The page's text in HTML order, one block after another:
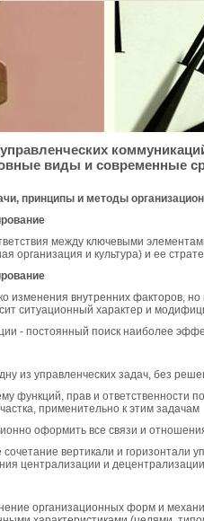
виды и современные
принципы и методы
между ключевыми
организация и культура) и ее
изменения внутренних факторов,
ситуационный характер и
- постоянный поиск наиболее
из управленческих задач, без
функций, прав и ответственности
применительно к этим задачам
оформить все связи и
сочетание вертикали и горизонтали
централизации и
организационных форм и